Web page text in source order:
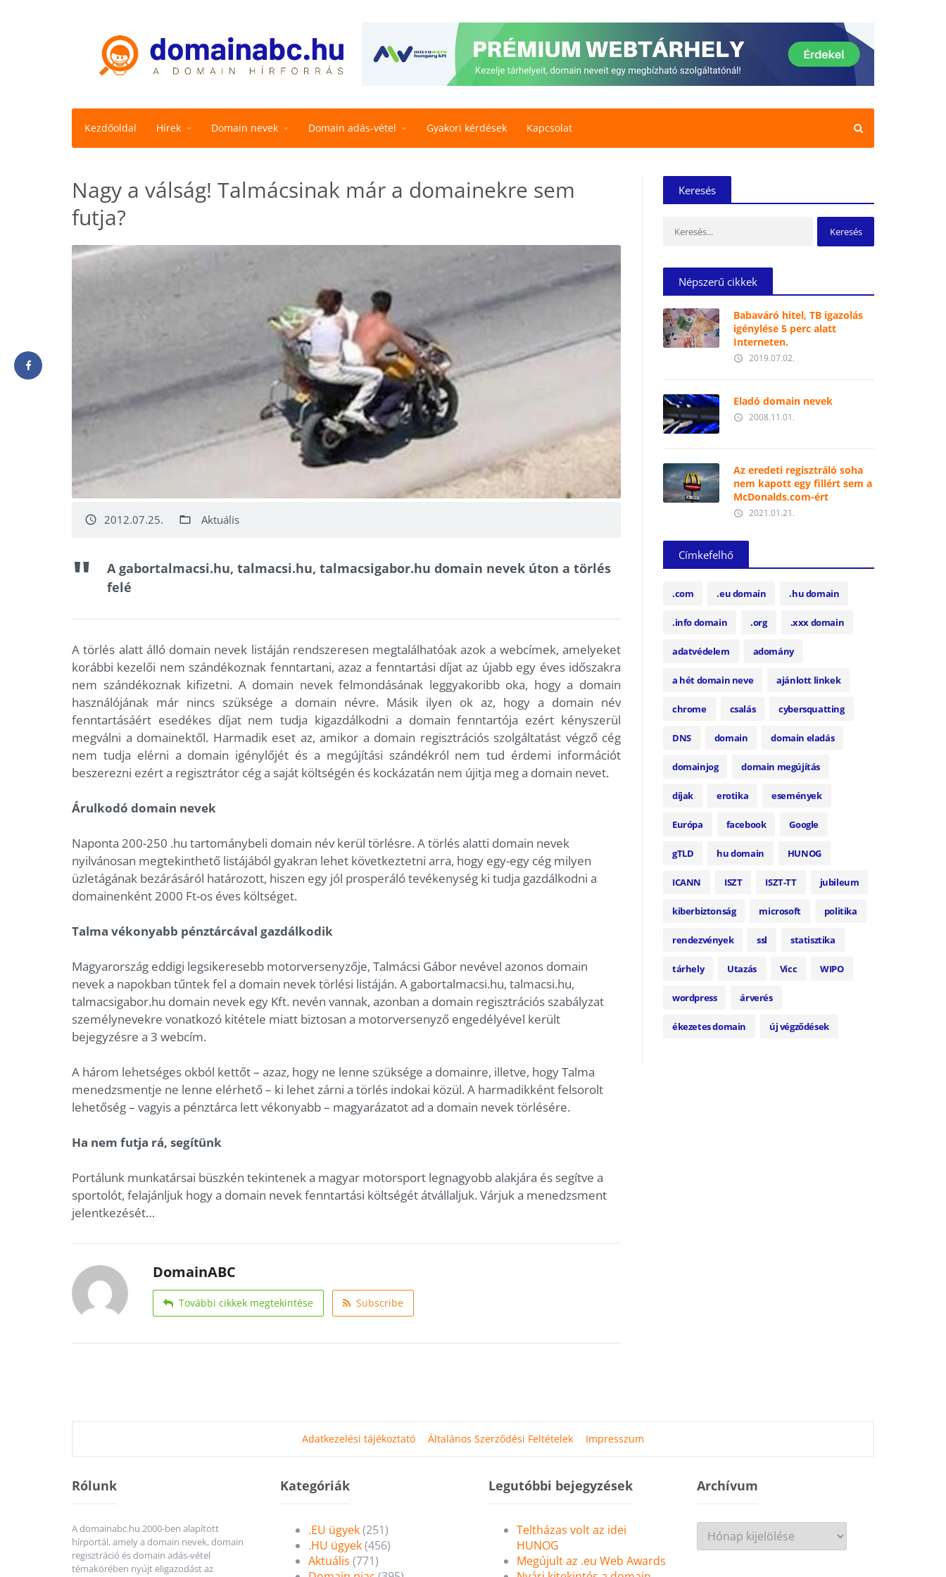
Kezdőoldal Hírek Domain nevek Domain adás-vétel Gyakori kérdések Kapcsolat
Nagy a válság! Talmácsinak már a domainekre sem
futja?
access_time 2012.07.25. folder_open Aktuális
A gabortalmacsi.hu, talmacsi.hu, talmacsigabor.hu domain nevek úton a törlés
felé
A törlés alatt álló domain nevek listáján rendszeresen megtalálhatóak azok a webcímek, amelyeket
korábbi kezelői nem szándékoznak fenntartani, azaz a fenntartási díjat az újabb egy éves időszakra
nem szándékoznak kifizetni. A domain nevek felmondásának leggyakoribb oka, hogy a domain
használójának már nincs szüksége a domain névre. Másik ilyen ok az, hogy a domain név
fenntartásáért esedékes díjat nem tudja kigazdálkodni a domain fenntartója ezért kényszerül
megválni a domainektől. Harmadik eset az, amikor a domain regisztrációs szolgáltatást végző cég
nem tudja elérni a domain igénylőjét és a megújítási szándékról nem tud érdemi információt
beszerezni ezért a regisztrátor cég a saját költségén és kockázatán nem újitja meg a domain nevet.
Árulkodó domain nevek
Naponta 200-250 .hu tartománybeli domain név kerül törlésre. A törlés alatti domain nevek
nyilvánosan megtekinthető listájából gyakran lehet következtetni arra, hogy egy-egy cég milyen
üzletágának bezárásáról határozott, hiszen egy jól prosperáló tevékenység ki tudja gazdálkodni a
domainenként 2000 Ft-os éves költséget.
Talma vékonyabb pénztárcával gazdálkodik
Magyarország eddigi legsikeresebb motorversenyzője, Talmácsi Gábor nevével azonos domain
nevek a napokban tűntek fel a domain nevek törlési listáján. A gabortalmacsi.hu, talmacsi.hu,
talmacsigabor.hu domain nevek egy Kft. nevén vannak, azonban a domain regisztrációs szabályzat
személynevekre vonatkozó kitétele miatt biztosan a motorversenyző engedélyével került
bejegyzésre a 3 webcím.
A három lehetséges okból kettőt – azaz, hogy ne lenne szüksége a domainre, illetve, hogy Talma
menedzsmentje ne lenne elérhető – ki lehet zárni a törlés indokai közül. A harmadikként felsorolt
lehetőség – vagyis a pénztárca lett vékonyabb – magyarázatot ad a domain nevek törlésére.
Ha nem futja rá, segítünk
Portálunk munkatársai büszkén tekintenek a magyar motorsport legnagyobb alakjára és segítve a
sportolót, felajánljuk hogy a domain nevek fenntartási költségét átvállaljuk. Várjuk a menedzsment
jelentkezését…
DomainABC
További cikkek megtekintése Subscribe
Keresés
Népszerű cikkek
Babaváró hitel, TB igazolás
igénylése 5 perc alatt
Interneten.
access_time 2019.07.02.
Eladó domain nevek
access_time 2008.11.01.
Az eredeti regisztráló soha
nem kapott egy fillért sem a
McDonalds.com-ért
access_time 2021.01.21.
Címkefelhő
.com .eu domain .hu domain
.info domain .org .xxx domain
adatvédelem adomány
a hét domain neve ajánlott linkek
chrome csalás cybersquatting
DNS domain domain eladás
domainjog domain megújítás
díjak erotika események
Európa facebook Google
gTLD hu domain HUNOG
ICANN ISZT ISZT-TT jubileum
kiberbiztonság microsoft politika
rendezvények ssl statisztika
tárhely Utazás Vicc WIPO
wordpress árverés
ékezetes domain új végződések
Adatkezelési tájékoztató Általános Szerződési Feltételek Impresszum
Rólunk
A domainabc.hu 2000-ben alapított
hírportál, amely a domain nevek, domain
regisztráció és domain adás-vétel
témakörében nyújt eligazodást az
Kategóriák
.EU ügyek(251)
.HU ügyek(456)
Aktuális (771)
Legutóbbi bejegyzések
Teltházas volt az idei
HUNOG
Megújult az .eu Web Awards
ArchívumArchívum